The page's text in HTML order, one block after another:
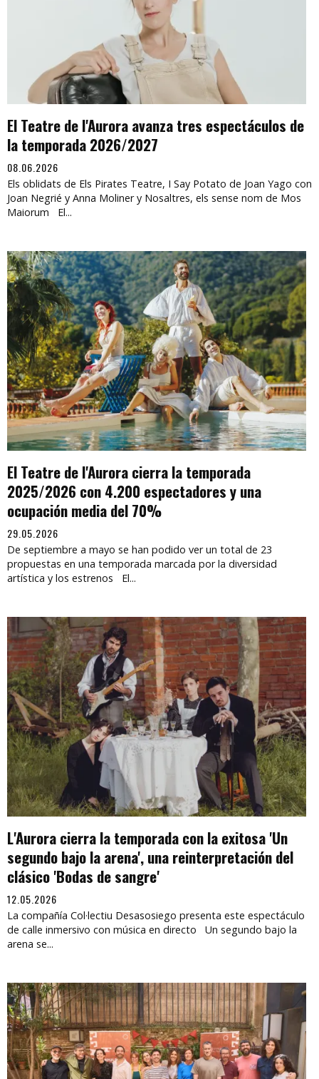
El Teatre de l'Aurora avanza tres espectáculos de
la temporada 2026/2027
08.06.2026
Els oblidats de Els Pirates Teatre, I Say Potato de Joan Yago con
Joan Negrié y Anna Moliner y Nosaltres, els sense nom de Mos
Maiorum El...
El Teatre de l'Aurora cierra la temporada
2025/2026 con 4.200 espectadores y una
ocupación media del 70%
29.05.2026
De septiembre a mayo se han podido ver un total de 23
propuestas en una temporada marcada por la diversidad
artística y los estrenos El...
L'Aurora cierra la temporada con la exitosa 'Un
segundo bajo la arena', una reinterpretación del
clásico 'Bodas de sangre'
12.05.2026
La compañía Col·lectiu Desasosiego presenta este espectáculo
de calle inmersivo con música en directo Un segundo bajo la
arena se...